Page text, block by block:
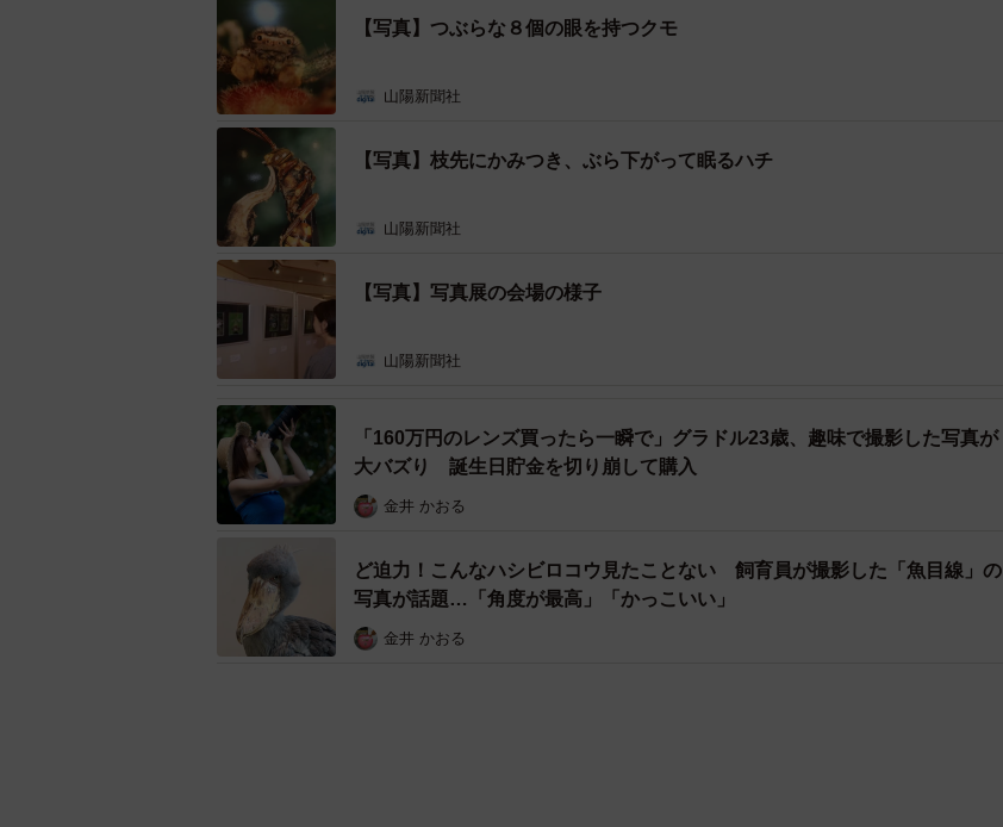
【写真】つぶらな８個の眼を持つクモ
山陽新聞社
【写真】枝先にかみつき、ぶら下がって眠るハチ
山陽新聞社
【写真】写真展の会場の様子
山陽新聞社
「160万円のレンズ買ったら一瞬で」グラドル23歳、趣味で撮影した写真が
大バズり 誕生日貯金を切り崩して購入
金井 かおる
ど迫力！こんなハシビロコウ見たことない 飼育員が撮影した「魚目線」の
写真が話題…「角度が最高」「かっこいい」
金井 かおる